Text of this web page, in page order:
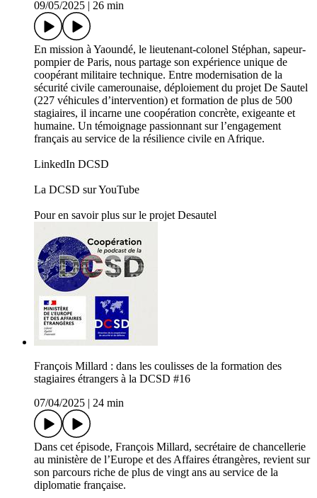
09/05/2025
26 min
En mission à Yaoundé, le lieutenant-colonel Stéphan, sapeur-
pompier de Paris, nous partage son expérience unique de
coopérant militaire technique. Entre modernisation de la
sécurité civile camerounaise, déploiement du projet De Sautel
(227 véhicules d’intervention) et formation de plus de 500
stagiaires, il incarne une coopération concrète, exigeante et
humaine. Un témoignage passionnant sur l’engagement
français au service de la résilience civile en Afrique.
LinkedIn DCSD
La DCSD sur YouTube
Pour en savoir plus sur le projet Desautel
François Millard : dans les coulisses de la formation des
stagiaires étrangers à la DCSD #16
07/04/2025
24 min
Dans cet épisode, François Millard, secrétaire de chancellerie
au ministère de l’Europe et des Affaires étrangères, revient sur
son parcours riche de plus de vingt ans au service de la
diplomatie française.